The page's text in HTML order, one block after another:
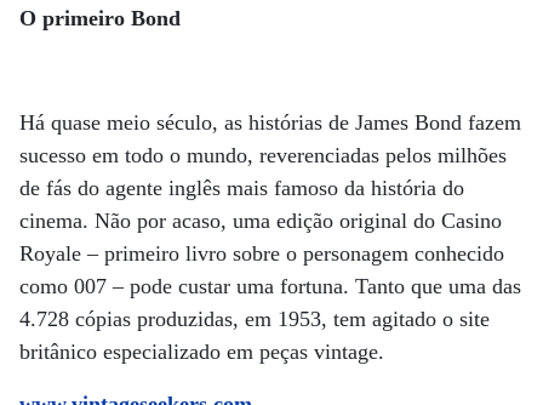
O primeiro Bond
Há quase meio século, as histórias de James Bond fazem
sucesso em todo o mundo, reverenciadas pelos milhões
de fás do agente inglês mais famoso da história do
cinema. Não por acaso, uma edição original do Casino
Royale – primeiro livro sobre o personagem conhecido
como 007 – pode custar uma fortuna. Tanto que uma das
4.728 cópias produzidas, em 1953, tem agitado o site
britânico especializado em peças vintage.